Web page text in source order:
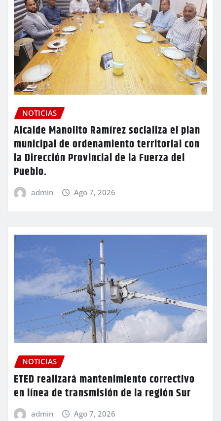
NOTICIAS
Alcalde Manolito Ramírez socializa el plan
municipal de ordenamiento territorial con
la Dirección Provincial de la Fuerza del
Pueblo.
admin Ago 7, 2026
NOTICIAS
ETED realizará mantenimiento correctivo
en línea de transmisión de la región Sur
admin Ago 7, 2026